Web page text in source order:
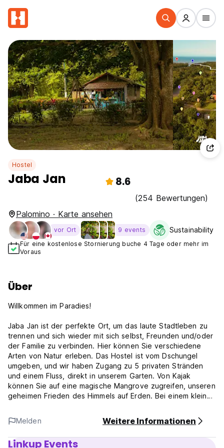
Hostel
Jaba Jan 8.6
(254 Bewertungen)
Palomino · Karte ansehen
vor Ort 9 events Sustainability
Für eine kostenlose Stornierung buche 4 Tage oder mehr im
Voraus
Über
Willkommen im Paradies!
Jaba Jan ist der perfekte Ort, um das laute Stadtleben zu
trennen und sich wieder mit sich selbst, Freunden und/oder
der Familie zu verbinden. Hier können Sie verschiedene
Arten von Natur erleben. Das Hostel ist vom Dschungel
umgeben, und wir haben Zugang zu 5 privaten Stränden
und einem Fluss, direkt in unserem Garten. Von Kajak
können Sie auf eine magische Mangrove zugreifen, unseren
geheimen Frieden des Himmels auf Erden. Bei einem kleinen
Flussmündung erreichen, wo der Fluss auf das Meer trifft.
Darüber hinaus können Sie einen großartigen Blick auf die
Sierra Nevada de Santa Marta haben.
Melden Weitere Informationen
Linkup Events